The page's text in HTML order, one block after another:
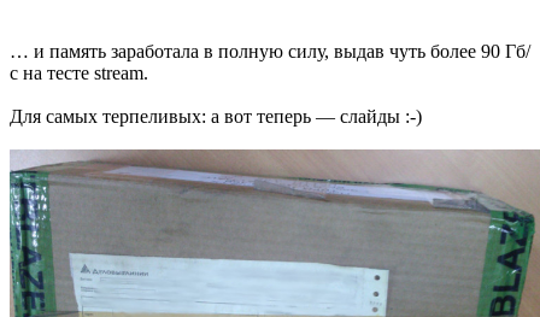
… и память заработала в полную силу, выдав чуть более 90 Гб/
с на тесте stream.
Для самых терпеливых: а вот теперь — слайды :-)